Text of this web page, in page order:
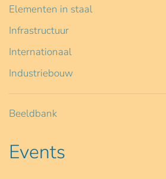
Elementen in staal
Infrastructuur
Internationaal
Industriebouw
Beeldbank
Events